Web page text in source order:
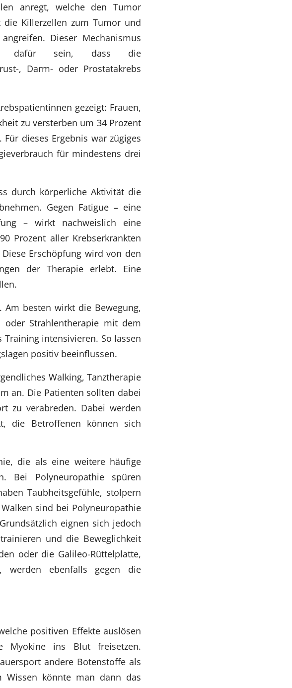
anregt, welche den Tumor
Killerzellen zum Tumor und
Dieser Mechanismus
dafür sein, dass die
, Darm- oder Prostatakrebs
gezeigt: Frauen,
zu versterben um 34 Prozent
dieses Ergebnis war zügiges
für mindestens drei
durch körperliche Aktivität die
Gegen Fatigue – eine
– wirkt nachweislich eine
Prozent aller Krebserkrankten
Erschöpfung wird von den
der Therapie erlebt. Eine
besten wirkt die Bewegung,
Strahlentherapie mit dem
intensivieren. So lassen
positiv beeinflussen.
Walking, Tanztherapie
an. Die Patienten sollten dabei
zu verabreden. Dabei werden
die Betroffenen können sich
die als eine weitere häufige
Bei Polyneuropathie spüren
Taubheitsgefühle, stolpern
sind bei Polyneuropathie
eignen sich jedoch
und die Beweglichkeit
oder die Galileo-Rüttelplatte,
werden ebenfalls gegen die
positiven Effekte auslösen
Myokine ins Blut freisetzen.
andere Botenstoffe als
Wissen könnte man dann das